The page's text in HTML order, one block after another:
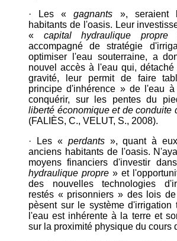
· Les «gagnants », seraient
habitants de l'oasis. Leur
« capital hydraulique propre
accompagné de stratégie
optimiser l'eau souterraine, a
nouvel accès à l'eau qui,
gravité, leur permit de faire
principe d'inhérence » de l'eau
conquérir, sur les pentes du
liberté économique et de conduite
(FALIÈS, C., VELUT, S., 2008).
· Les « perdants», quant à
anciens habitants de l'oasis.
moyens financiers d'investir
hydraulique propre » et
des nouvelles technologies
restés « prisonniers » des lois
pèsent sur le système d'irrigation
l'eau est inhérente à la terre et
sur la proximité physique du cours